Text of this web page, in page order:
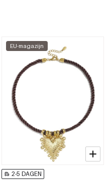
EU-magazijn
2-5 DAGEN